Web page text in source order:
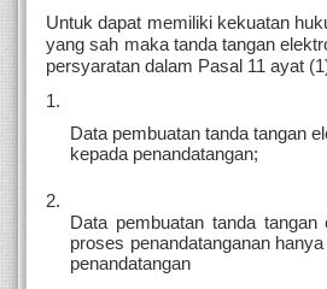
Untuk dapat memiliki kekuatan
yang sah maka tanda tangan
persyaratan dalam Pasal 11 ayat
Data pembuatan tanda tangan
kepada penandatangan;
Data pembuatan tanda
proses penandatanganan
penandatangan